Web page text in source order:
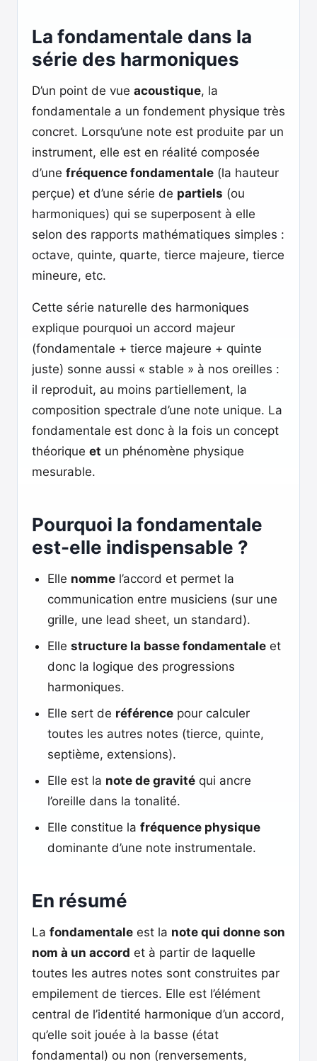
La fondamentale dans la
série des harmoniques
D’un point de vue acoustique, la
fondamentale a un fondement physique très
concret. Lorsqu’une note est produite par un
instrument, elle est en réalité composée
d’une fréquence fondamentale (la hauteur
perçue) et d’une série de partiels (ou
harmoniques) qui se superposent à elle
selon des rapports mathématiques simples :
octave, quinte, quarte, tierce majeure, tierce
mineure, etc.
Cette série naturelle des harmoniques
explique pourquoi un accord majeur
(fondamentale + tierce majeure + quinte
juste) sonne aussi « stable » à nos oreilles :
il reproduit, au moins partiellement, la
composition spectrale d’une note unique. La
fondamentale est donc à la fois un concept
théorique et un phénomène physique
mesurable.
Pourquoi la fondamentale
est-elle indispensable ?
Elle nomme l’accord et permet la
communication entre musiciens (sur une
grille, une lead sheet, un standard).
Elle structure la basse fondamentale et
donc la logique des progressions
harmoniques.
Elle sert de référence pour calculer
toutes les autres notes (tierce, quinte,
septième, extensions).
Elle est la note de gravité qui ancre
l’oreille dans la tonalité.
Elle constitue la fréquence physique
dominante d’une note instrumentale.
En résumé
La fondamentale est la note qui donne son
nom à un accord et à partir de laquelle
toutes les autres notes sont construites par
empilement de tierces. Elle est l’élément
central de l’identité harmonique d’un accord,
qu’elle soit jouée à la basse (état
fondamental) ou non (renversements,